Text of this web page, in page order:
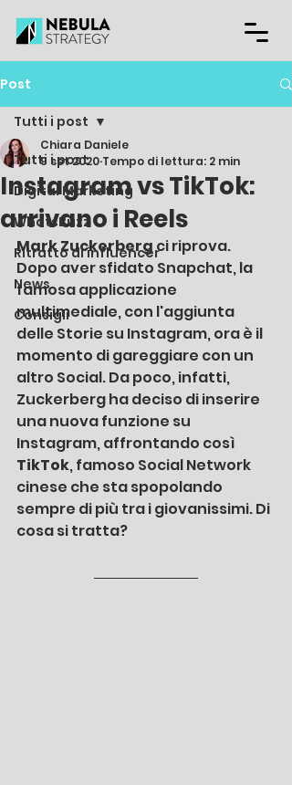
Post
Tutti i post
Digital Marketing
WhatsBuzz
Ritratto di influencer
News
Consigli
Tutti i post
Instagram vs TikTok:
arrivano i Reels
Chiara Daniele
9 set 2020 Tempo di lettura: 2 min
Mark Zuckerberg ci riprova.
Dopo aver sfidato Snapchat, la
famosa applicazione
multimediale, con l'aggiunta
delle Storie su Instagram, ora è il
momento di gareggiare con un
altro Social. Da poco, infatti,
Zuckerberg ha deciso di inserire
una nuova funzione su
Instagram, affrontando così
TikTok, famoso Social Network
cinese che sta spopolando
sempre di più tra i giovanissimi. Di
cosa si tratta?